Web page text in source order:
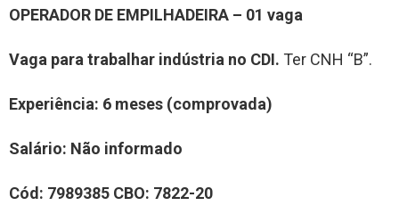
OPERADOR DE EMPILHADEIRA – 01 vaga
Vaga para trabalhar indústria no CDI. Ter CNH “B”.
Experiência: 6 meses (comprovada)
Salário: Não informado
Cód: 7989385 CBO: 7822-20